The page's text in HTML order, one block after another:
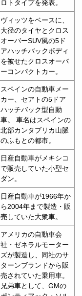
ロトタイプを発表。
ヴィッツをベースに、
大径のタイヤとクロス
オーバーSUV風の5ド
アハッチバックボディ
を被せたクロスオーバ
ーコンパクトカー。
スペインの自動車メー
カー、セアトの5ドア
ハッチバック型自動
車。 車名はスペインの
北部カンタブリカ山脈
のふもとの都市。
日産自動車がメキシコ
で販売していた小型セ
ダン。
日産自動車が1966年か
ら2004年まで製造・販
売していた大衆車。
アメリカの自動車会
社・ゼネラルモーター
ズが製造し、同社のサ
ターンブランドから販
売されていた乗用車。
兄弟車として、GMの